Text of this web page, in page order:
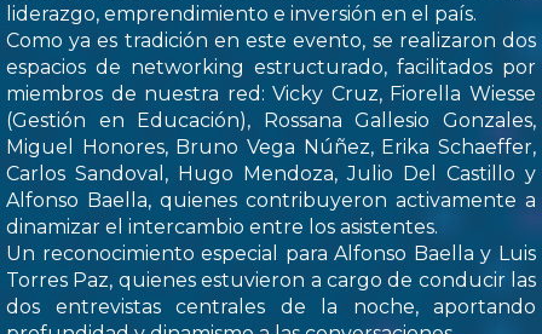
liderazgo, emprendimiento e inversión en el país.
Como ya es tradición en este evento, se realizaron dos
espacios de networking estructurado, facilitados por
miembros de nuestra red: Vicky Cruz, Fiorella Wiesse
(Gestión en Educación), Rossana Gallesio Gonzales,
Miguel Honores, Bruno Vega Núñez, Erika Schaeffer,
Carlos Sandoval, Hugo Mendoza, Julio Del Castillo y
Alfonso Baella, quienes contribuyeron activamente a
dinamizar el intercambio entre los asistentes.
Un reconocimiento especial para Alfonso Baella y Luis
Torres Paz, quienes estuvieron a cargo de conducir las
dos entrevistas centrales de la noche, aportando